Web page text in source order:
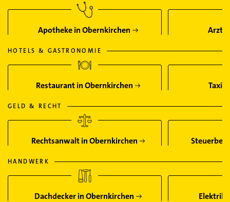
Apotheke in Obernkirchen Arzt
HOTELS & GASTRONOMIE
Restaurant in Obernkirchen Taxi
GELD & RECHT
Rechtsanwalt in Obernkirchen
HANDWERK
Dachdecker in Obernkirchen